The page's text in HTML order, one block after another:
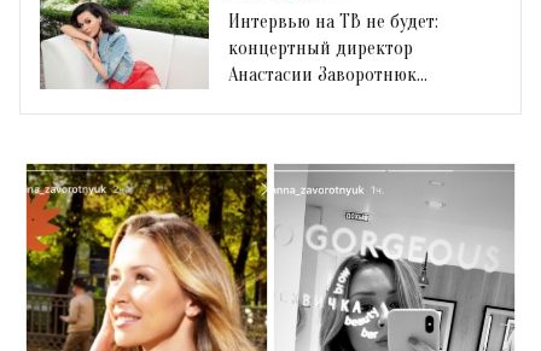
Интервью на ТВ не будет:
концертный директор
Анастасии Заворотнюк